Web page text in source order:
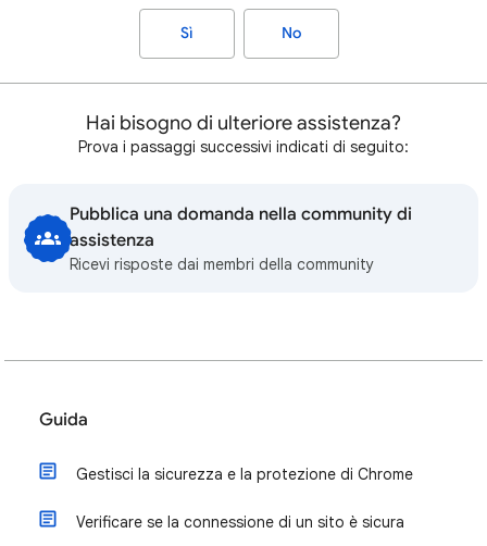
Sì No
Hai bisogno di ulteriore assistenza?
Prova i passaggi successivi indicati di seguito:
Pubblica una domanda nella community di
assistenza
Ricevi risposte dai membri della community
Guida
Gestisci la sicurezza e la protezione di Chrome
Verificare se la connessione di un sito è sicura